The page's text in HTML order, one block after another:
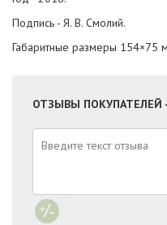
Подпись - Я. В. Смолий.
Габаритные размеры 154×75
ОТЗЫВЫ ПОКУПАТЕЛЕЙ